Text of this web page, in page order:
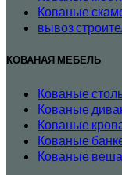
Кованые
вывоз
КОВАНАЯ МЕБЕЛЬ
Кованые
Кованые
Кованые
Кованые
Кованые